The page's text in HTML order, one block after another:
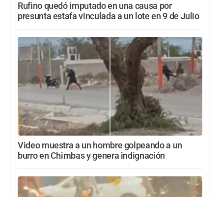
Rufino quedó imputado en una causa por
presunta estafa vinculada a un lote en 9 de Julio
Video muestra a un hombre golpeando a un
burro en Chimbas y genera indignación